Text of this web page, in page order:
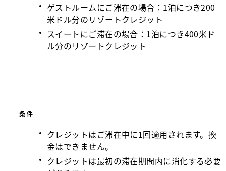
ゲストルームにご滞在の場合：1泊につき200
米ドル分のリゾートクレジット
スイートにご滞在の場合：1泊につき400米ド
ル分のリゾートクレジット
条件
クレジットはご滞在中に1回適用されます。換
金はできません。
クレジットは最初の滞在期間内に消化する必要